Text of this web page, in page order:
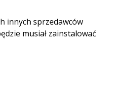
innych sprzedawców
musiał zainstalować